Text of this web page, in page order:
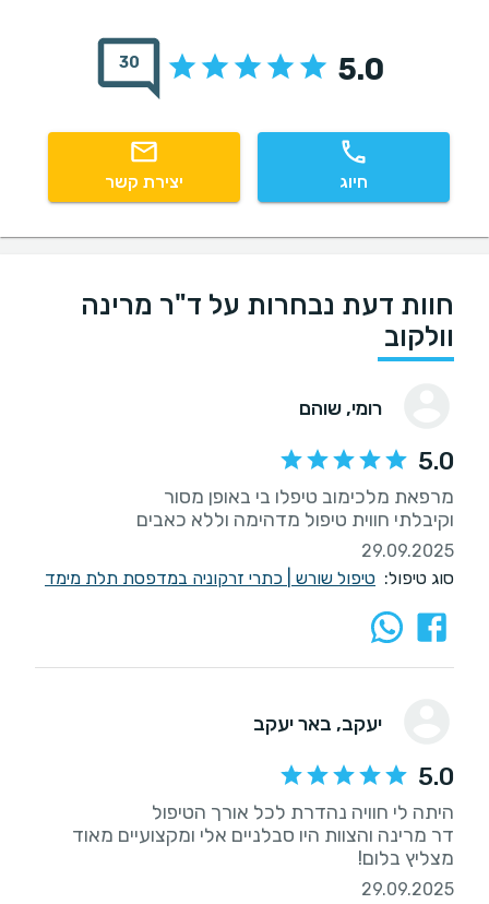
5.0
30
חיוג יצירת קשר
חוות דעת נבחרות על ד"ר מרינה
וולקוב
רומי, שוהם
5.0
וקיבלתי חווית טיפול מדהימה וללא כאבים
29.09.2025
סוג טיפול: טיפול שורש כתרי זרקוניה במדפסת תלת מימד
יעקב, באר יעקב
5.0
דר מרינה והצוות היו סבלניים אלי ומקצועיים מאוד
מצליץ בלום!
29.09.2025